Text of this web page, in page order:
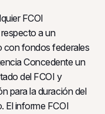
FCOI
a un
con fondos federales
Concedente un
del FCOI y
para la duración del
El informe FCOI